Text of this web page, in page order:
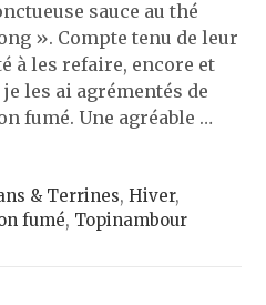
sauce au thé
». Compte tenu de leur
à les refaire, encore et
les ai agrémentés de
fumé. Une agréable …
& Terrines,Hiver,
fumé, Topinambour